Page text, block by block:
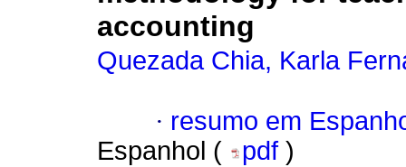
accounting
Quezada Chia, Karla
· resumo em
Espanhol (
pdf )